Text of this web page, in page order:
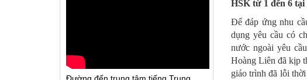
Đường đến trung tâm tiếng Trung
HSK từ 1 đến 6
Để đáp ứng nhu
dụng yêu cầu có
nước ngoài yêu
Hoàng Liên đã kịp
giáo trình đã lỗi